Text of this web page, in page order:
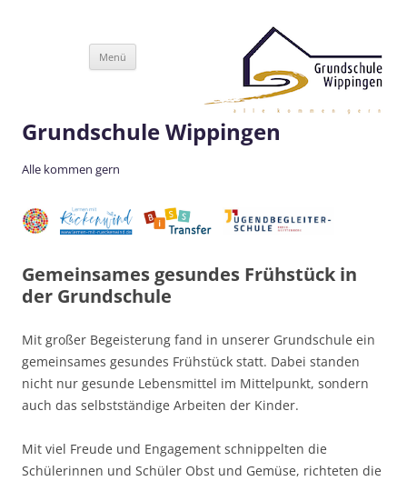
Grundschule Wippingen
Alle kommen gern
Menü
Gemeinsames gesundes Frühstück in
der Grundschule
Mit großer Begeisterung fand in unserer Grundschule ein
gemeinsames gesundes Frühstück statt. Dabei standen
nicht nur gesunde Lebensmittel im Mittelpunkt, sondern
auch das selbstständige Arbeiten der Kinder.
Mit viel Freude und Engagement schnippelten die
Schülerinnen und Schüler Obst und Gemüse, richteten die